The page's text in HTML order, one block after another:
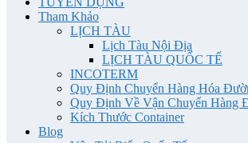
Tham Khảo
LỊCH TÀU
Lịch Tàu Nội Địa
LỊCH TÀU QUỐC TẾ
INCOTERM
Quy Định Chuyển Hàng Hóa
Quy Định Về Vận Chuyển Hàng
Kích Thước Container
Blog